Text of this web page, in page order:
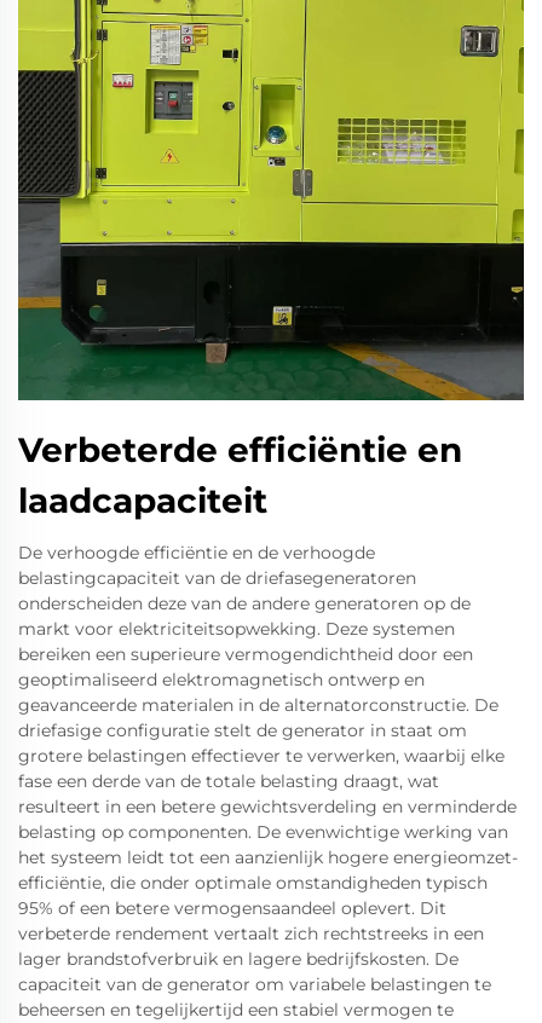
Verbeterde efficiëntie en
laadcapaciteit
De verhoogde efficiëntie en de verhoogde
belastingcapaciteit van de driefasegeneratoren
onderscheiden deze van de andere generatoren op de
markt voor elektriciteitsopwekking. Deze systemen
bereiken een superieure vermogendichtheid door een
geoptimaliseerd elektromagnetisch ontwerp en
geavanceerde materialen in de alternatorconstructie. De
driefasige configuratie stelt de generator in staat om
grotere belastingen effectiever te verwerken, waarbij elke
fase een derde van de totale belasting draagt, wat
resulteert in een betere gewichtsverdeling en verminderde
belasting op componenten. De evenwichtige werking van
het systeem leidt tot een aanzienlijk hogere energieomzet-
efficiëntie, die onder optimale omstandigheden typisch
95% of een betere vermogensaandeel oplevert. Dit
verbeterde rendement vertaalt zich rechtstreeks in een
lager brandstofverbruik en lagere bedrijfskosten. De
capaciteit van de generator om variabele belastingen te
beheersen en tegelijkertijd een stabiel vermogen te